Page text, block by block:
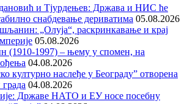
и Тјурдењев: Држава и НИС ће
снабдевање дериватима 05.08.2026
„Олуја“, раскринкавање и крај
05.08.2026
(1910-1997) – њему у спомен, на
04.08.2026
културно наслеђе у Београду” отворена
04.08.2026
Државе НАТО и ЕУ носе посебну